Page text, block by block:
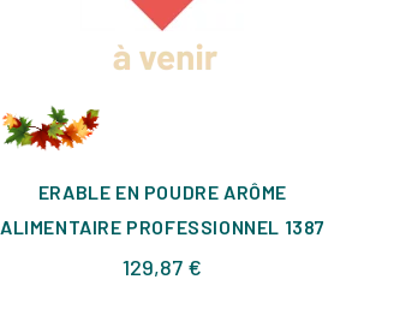
ERABLE EN POUDRE ARÔME
ALIMENTAIRE PROFESSIONNEL 1387
129,87 €